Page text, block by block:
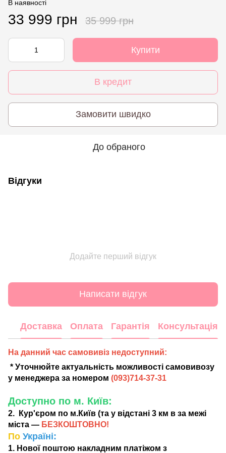
В наявності
33 999 грн 35 999 грн
Купити
В кредит
Замовити швидко
До обраного
Відгуки
Додайте перший відгук
Написати відгук
Доставка Оплата Гарантія Консультація
На данний час самовивіз недоступний:
* Уточнюйте актуальність можливості самовивозу
у менеджера за номером (093)714-37-31
Доступно по м. Київ:
2. Кур'єром по м.Київ (та у відстані 3 км в за межі
міста — БЕЗКОШТОВНО!
По Україні:
1. Нової поштою накладним платіжом з